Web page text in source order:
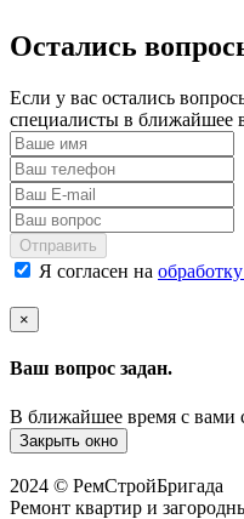
Остались
Если у вас остались
специалисты в ближайшее
Отправить
Я согласен на
×
Ваш вопрос задан.
В ближайшее время с вами
Закрыть окно
2024 © РемСтройБригада
Ремонт квартир и